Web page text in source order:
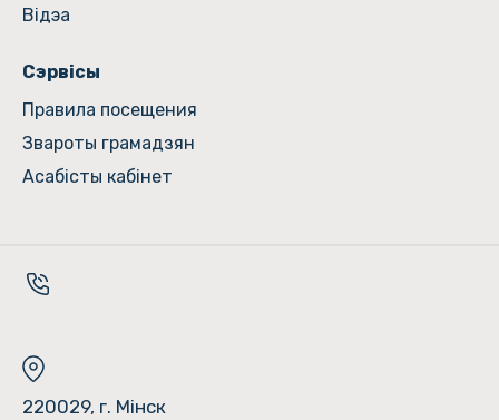
Відэа
Сэрвісы
Правила посещения
Звароты грамадзян
Асабісты кабінет
220029, г. Мінск